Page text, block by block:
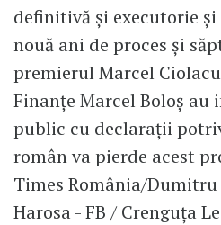
definitivă și executorie
nouă ani de proces și
premierul Marcel
Finanțe Marcel Boloș
public cu declarații
român va pierde acest
Times România/
Harosa - FB / Crenguţa